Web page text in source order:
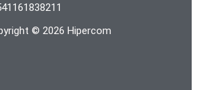
© 2026 Hipercom